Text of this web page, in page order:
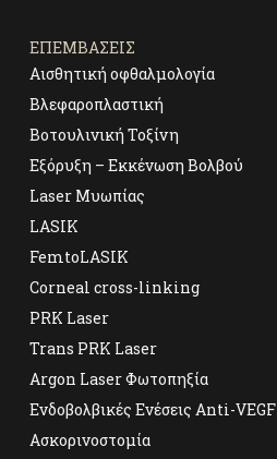
ΕΠΕΜΒΑΣΕΙΣ
Αισθητική οφθαλμολογία
Βλεφαροπλαστική
Βοτουλινική Τοξίνη
Εξόρυξη – Εκκένωση Βολβού
Laser Μυωπίας
LASIK
FemtoLASIK
Corneal cross-linking
PRK Laser
Trans PRK Laser
Argon Laser Φωτοπηξία
Ενδοβολβικές Ενέσεις Anti-VEGF
Ασκορινοστομία